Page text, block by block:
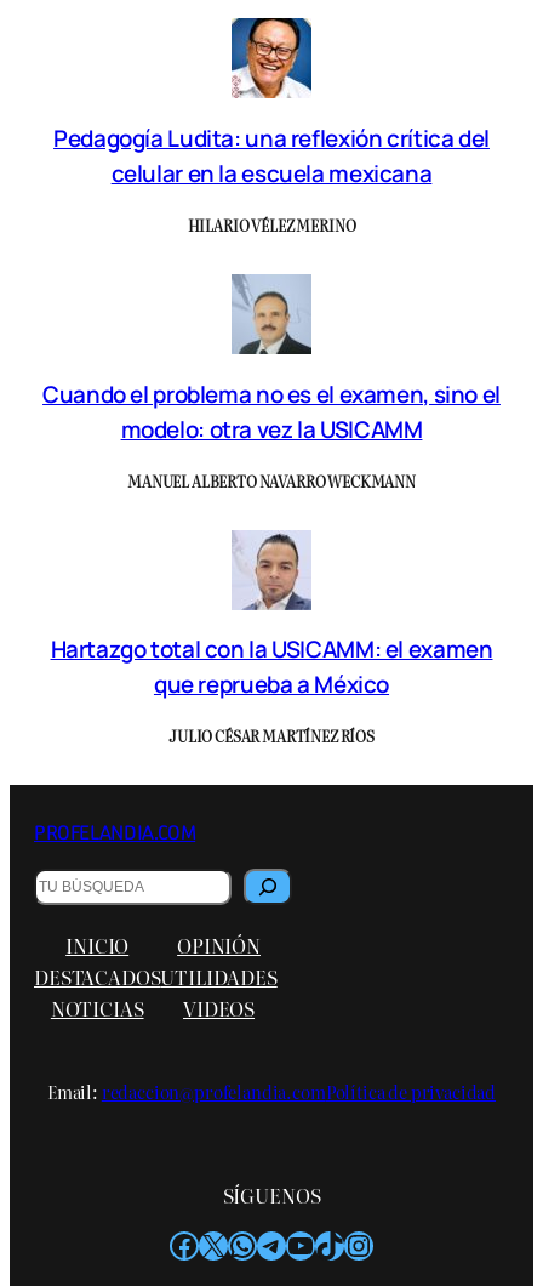
Pedagogía Ludita: una reflexión crítica del
celular en la escuela mexicana
HILARIO VÉLEZ MERINO
Cuando el problema no es el examen, sino el
modelo: otra vez la USICAMM
MANUEL ALBERTO NAVARRO WECKMANN
Hartazgo total con la USICAMM: el examen
que reprueba a México
JULIO CÉSAR MARTÍNEZ RÍOS
PROFELANDIA.COM
B
u
a
r
INICIO
DESTACADOS
NOTICIAS
OPINIÓN
UTILIDADES
VIDEOS
Email:redaccion@profelandia.comPolítica de privacidad
SÍGUENOS
Facebook
X WhatsApp
Telegram
YouTube
TikTok
Instagram